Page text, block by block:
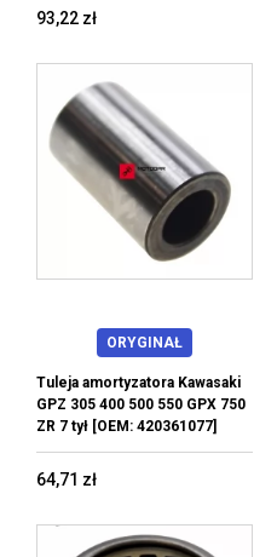
93,22 zł
ORYGINAŁ
Tuleja amortyzatora Kawasaki
GPZ 305 400 500 550 GPX 750
ZR 7 tył [OEM: 420361077]
64,71 zł